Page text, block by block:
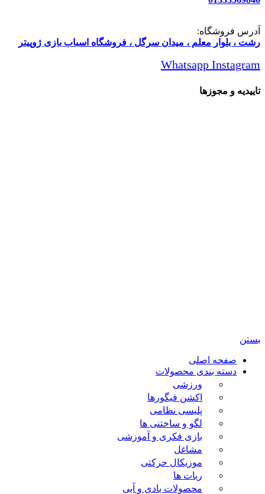
آدرس فروشگاه:
رشت ، بلوار معلم ، میدان سرگل ، فروشگاه اسباب بازی ژوپیتر
Whatsapp Instagram
تاییدیه و مجوزها
بستن
صفحه اصلی
دسته بندی محصولات
ورزشی
اکشن فیگورها
پلیسی نظامی
لگو و ساختنی ها
بازی فکری و آموزشی
مشاغل
موزیکال حرکتی
ربات ها
محصولات بادی و آبی